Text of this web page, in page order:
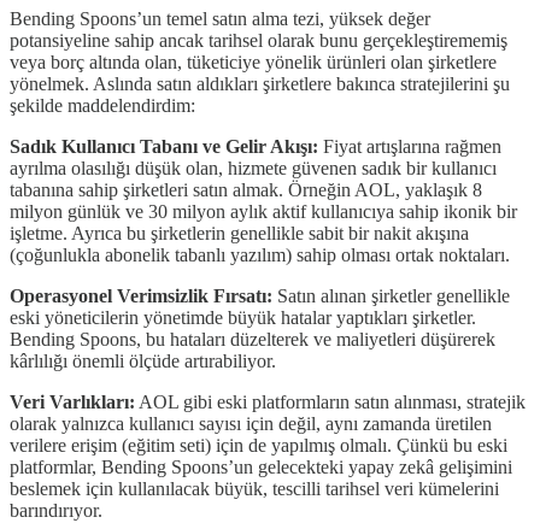
Bending Spoons’un temel satın alma tezi, yüksek değer
potansiyeline sahip ancak tarihsel olarak bunu gerçekleştirememiş
veya borç altında olan, tüketiciye yönelik ürünleri olan şirketlere
yönelmek. Aslında satın aldıkları şirketlere bakınca stratejilerini şu
şekilde maddelendirdim:
Sadık Kullanıcı Tabanı ve Gelir Akışı: Fiyat artışlarına rağmen
ayrılma olasılığı düşük olan, hizmete güvenen sadık bir kullanıcı
tabanına sahip şirketleri satın almak. Örneğin AOL, yaklaşık 8
milyon günlük ve 30 milyon aylık aktif kullanıcıya sahip ikonik bir
işletme. Ayrıca bu şirketlerin genellikle sabit bir nakit akışına
(çoğunlukla abonelik tabanlı yazılım) sahip olması ortak noktaları.
Operasyonel Verimsizlik Fırsatı: Satın alınan şirketler genellikle
eski yöneticilerin yönetimde büyük hatalar yaptıkları şirketler.
Bending Spoons, bu hataları düzelterek ve maliyetleri düşürerek
kârlılığı önemli ölçüde artırabiliyor.
Veri Varlıkları: AOL gibi eski platformların satın alınması, stratejik
olarak yalnızca kullanıcı sayısı için değil, aynı zamanda üretilen
verilere erişim (eğitim seti) için de yapılmış olmalı. Çünkü bu eski
platformlar, Bending Spoons’un gelecekteki yapay zekâ gelişimini
beslemek için kullanılacak büyük, tescilli tarihsel veri kümelerini
barındırıyor.